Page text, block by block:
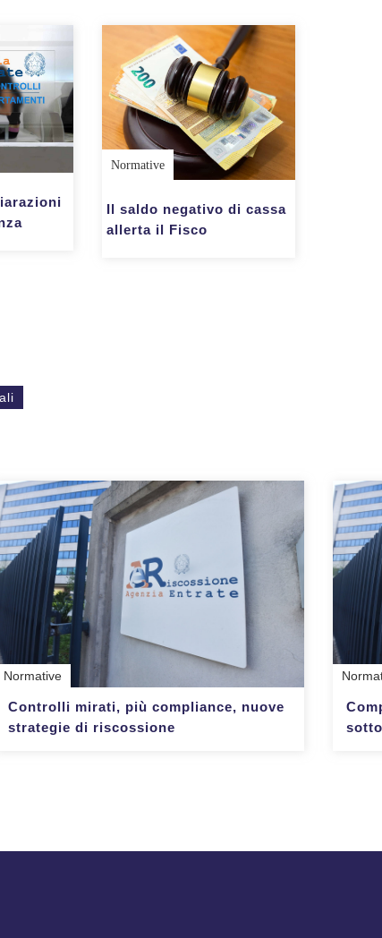
Normative
Il saldo negativo di cassa
allerta il Fisco
Normative
Controlli mirati, più compliance, nuove
strategie di riscossione